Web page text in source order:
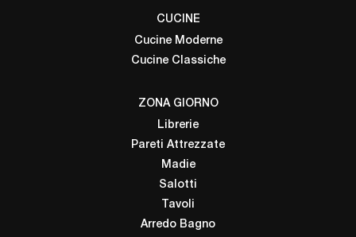
CUCINE
Cucine Moderne
Cucine Classiche
ZONA GIORNO
Librerie
Pareti Attrezzate
Madie
Salotti
Tavoli
Arredo Bagno